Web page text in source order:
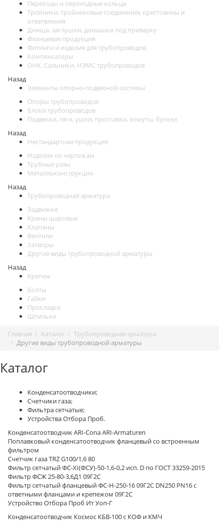
Переходы и переходные кольца
Тройники, тройниковые соединения, крестовины и
ответвления
Днища, заглушки, донышки под приварку
Фланцевая продукция
Фитинги и изделия для трубопроводов
Компенсаторы
ОНК, Сальники, НЭМС трубопроводов
Назад
Элементы опорно-подвесной системы
Опоры трубопроводов
Блоки трубопроводов
Подвески, тяги, ушки, проставки, хомуты, бугели
Назад
Нестандартная продукция
Изделия по чертежам
Трубные узлы
Металлоконструкции
Назад
Трубопроводная арматура
Задвижки
Краны шаровые
Клапаны
Вентили
Затворы
Другие виды трубопроводной арматуры
Назад
Крепеж
Болты
Гайки
Прокладки
Шпильки
Главная
Каталог
Трубопроводная арматура
Другие виды трубопроводной арматуры
Каталог
Конденсатоотводчики;
Счетчики газа;
Фильтра сетчатые;
Устройства Отбора Проб.
Конденсатоотводчик ARI-Cona ARI-Armaturen
Поплавковый конденсатоотводчик фланцевый со встроенным
фильтром
Счетчик газа TRZ G100/1,6 80
Фильтр сетчатый ФС-XI(ФСУ)-50-1,6-0,2 исп. D по ГОСТ 33259-2015
Фильтр ФСЖ 25-80-3,6Д1 09Г2С
Фильтр сетчатый фланцевый ФС-Н-250-16 09Г2С DN250 PN16 с
ответными фланцами и крепежом 09Г2С
Устройство Отбора Проб Ит Уоп-Г
Конденсатоотводчик Космос КБВ-100 с КОФ и КМЧ